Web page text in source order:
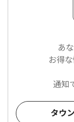
あ
お得
通知
タウ